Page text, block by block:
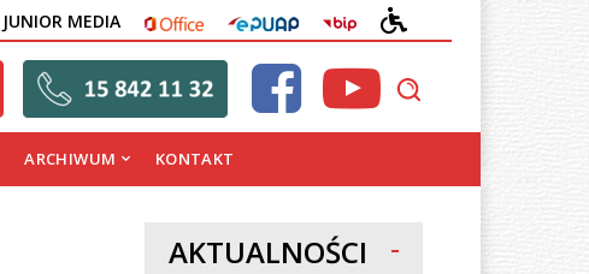
JUNIOR MEDIA OFFICE EPUAP BIP
DOSTĘPNOŚCI
ARCHIWUM KONTAKT
AKTUALNOŚCI